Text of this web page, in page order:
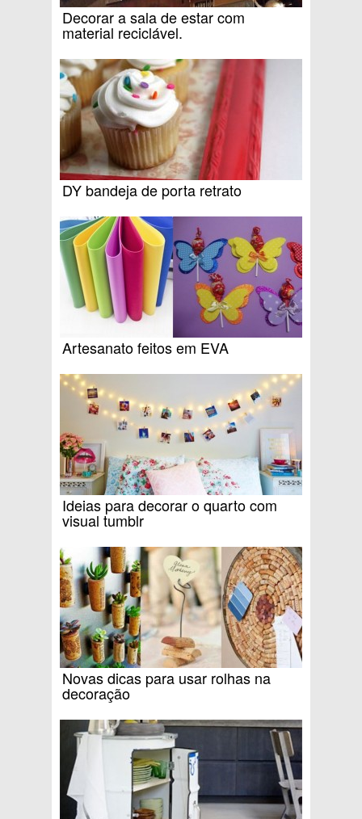
Decorar a sala de estar com
material reciclável.
DY bandeja de porta retrato
Artesanato feitos em EVA
Ideias para decorar o quarto com
visual tumblr
Novas dicas para usar rolhas na
decoração